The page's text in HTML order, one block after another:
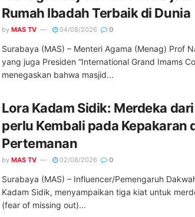
Rumah Ibadah Terbaik di Dunia
by MAS TV 04/08/2026 0
Surabaya (MAS) – Menteri Agama (Menag) Prof
yang juga Presiden “International Grand Imams
menegaskan bahwa masjid...
Lora Kadam Sidik: Merdeka
perlu Kembali pada Kepakaran
Pertemanan
by MAS TV 02/08/2026 0
Surabaya (MAS) – Influencer/Pemengaruh
Kadam Sidik, menyampaikan tiga kiat untuk
(fear of missing out)...